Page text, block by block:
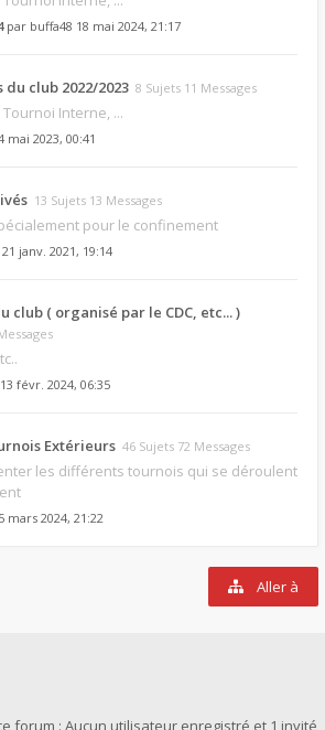
par buffa48 18 mai 2024, 21:17
du club 2022/2023 8 Sujets 11 Messages
Tournoi Interne, ...
mai 2023, 00:41
13 Sujets 13 Messages
pour le confinement
21 janv. 2021, 19:14
club ( organisé par le CDC, etc... )
13 févr. 2024, 06:35
Extérieurs 46 Sujets 72 Messages
les différents tournois qui se déroulent
mars 2024, 21:22
Aller à
forum : Aucun utilisateur enregistré et 1 invité